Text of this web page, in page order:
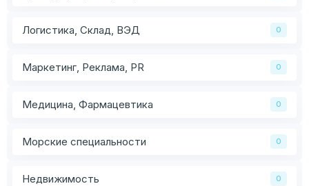
Логистика, Склад, ВЭД 0
Маркетинг, Реклама, PR 0
Медицина, Фармацевтика 0
Морские специальности 0
Недвижимость 0